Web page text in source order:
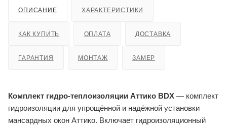
ОПИСАНИЕ ХАРАКТЕРИСТИКИ
КАК КУПИТЬ ОПЛАТА ДОСТАВКА
ГАРАНТИЯ МОНТАЖ ЗАМЕР
Комплект гидро-теплоизоляции Аттико BDX — комплект
гидроизоляции для упрощённой и надёжной установки
мансардных окон Аттико. Включает гидроизоляционный